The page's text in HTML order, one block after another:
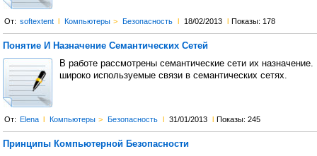
От: softextent l Компьютеры > Безопасность l 18/02/2013 l Показы: 178
Понятие И Назначение Семантических Сетей
В работе рассмотрены семантические сети их
широко используемые связи в семантических сетях.
От: Elena l Компьютеры > Безопасность l 31/01/2013 l Показы: 245
Принципы Компьютерной Безопасности